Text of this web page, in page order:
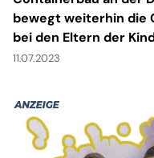
bewegt weiterhin die
bei den Eltern der
Grundschule 3
immer voller wird.
gestartet, um sich
11.07.2023